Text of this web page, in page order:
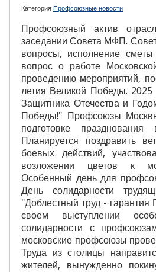
Категория Профсоюзные новости
Профсоюзный актив
заседании Совета МФП.
вопросы, исполнение
вопрос о работе
проведению мероприятий,
летия Великой Победы.
Защитника Отечества и
Победы!" Профсоюзы
подготовке
Планируется поздравить
боевых действий,
возложении цветов к
Особенный день для
День солидарности
"Доблестный труд -
своем выступлении
солидарности с
московские профсоюзы
Труда из столицы
жителей, вынужденно